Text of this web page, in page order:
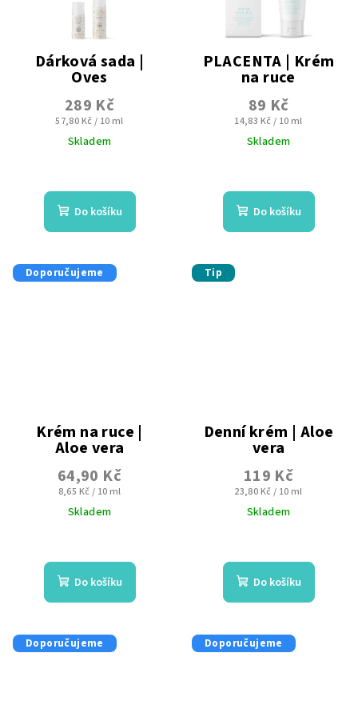
Dárková sada |
Oves
Hydratační krém
289 Kč
Měrná
cena:
57,80 Kč / 10 ml
Skladem
produktu
je
4,9
5
hvězdiček.
Do košíku
PLACENTA | Krém
na ruce
89 Kč
Měrná
cena:
14,83 Kč / 10 ml
Skladem
produktu
je
4,9
Do košíku
Doporučujeme
Krém na ruce |
Aloe vera
64,90 Kč
Měrná
cena:
8,65 Kč / 10 ml
Skladem
produktu
je
5,0
5
hvězdiček.
Do košíku
Tip
Denní krém | Aloe
vera
119 Kč
Měrná
cena:
23,80 Kč / 10 ml
Skladem
produktu
je
5,0
5
hvězdiček.
Do košíku
Doporučujeme Doporučujeme